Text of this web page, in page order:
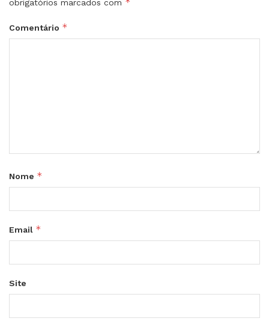
obrigatórios marcados com
Comentário *
Nome *
Email *
Site